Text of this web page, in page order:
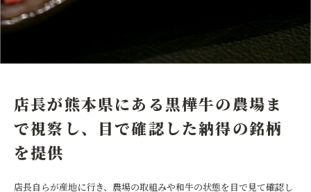
店長が熊本県にある黒樺牛の農場ま
で視察し、目で確認した納得の銘柄
を提供
店長自らが産地に行き、農場の取組みや和牛の状態を目で見て確認し